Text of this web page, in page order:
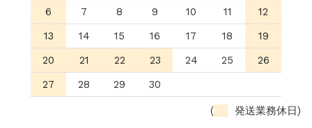
6
7 8 9 10 11
12
13
14 15 16 17 18
19
20
21 22 23 24 25
26
27
28 29 30
( 発送業務休日)